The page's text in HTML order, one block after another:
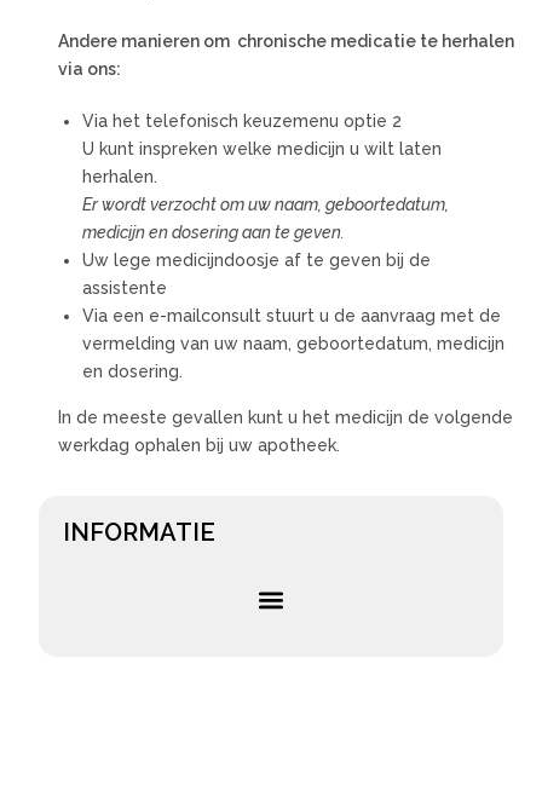
INFORMATIE
Andere manieren om chronische medicatie te herhalen
via ons:
Via het telefonisch keuzemenu optie 2
U kunt inspreken welke medicijn u wilt laten
herhalen.
Er wordt verzocht om uw naam, geboortedatum,
medicijn en dosering aan te geven.
Uw lege medicijndoosje af te geven bij de
assistente
Via een e-mailconsult stuurt u de aanvraag met de
vermelding van uw naam, geboortedatum, medicijn
en dosering.
In de meeste gevallen kunt u het medicijn de volgende
werkdag ophalen bij uw apotheek.